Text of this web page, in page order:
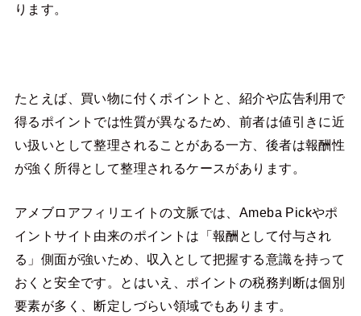
ります。
たとえば、買い物に付くポイントと、紹介や広告利用で
得るポイントでは性質が異なるため、前者は値引きに近
い扱いとして整理されることがある一方、後者は報酬性
が強く所得として整理されるケースがあります。
アメブロアフィリエイトの文脈では、Ameba Pickやポ
イントサイト由来のポイントは「報酬として付与され
る」側面が強いため、収入として把握する意識を持って
おくと安全です。とはいえ、ポイントの税務判断は個別
要素が多く、断定しづらい領域でもあります。